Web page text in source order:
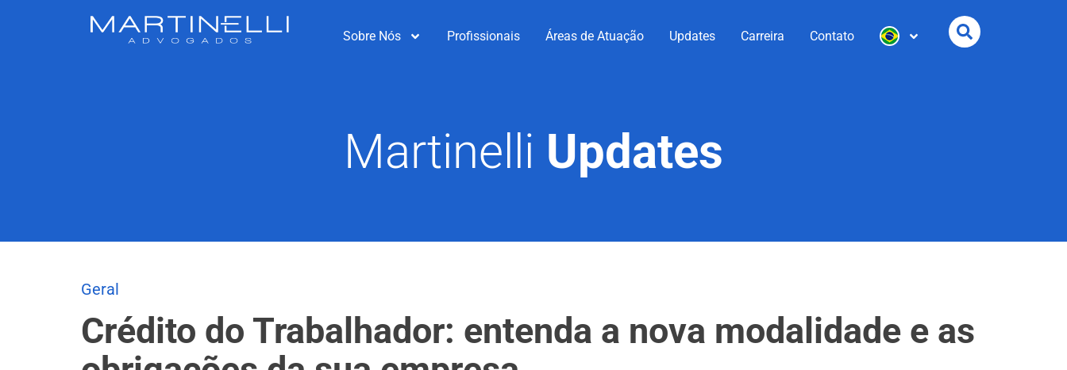
Sobre Nós Profissionais Áreas de Atuação Updates Carreira Contato
Martinelli Updates
Geral
Crédito do Trabalhador: entenda a nova modalidade e as